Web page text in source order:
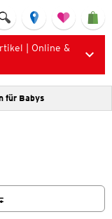
| Online &
für Babys